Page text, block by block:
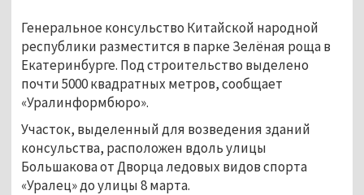
Генеральное консульство Китайской народной
республики разместится в парке Зелёная роща в
Екатеринбурге. Под строительство выделено
почти 5000 квадратных метров, сообщает
«Уралинформбюро».
Участок, выделенный для возведения зданий
консульства, расположен вдоль улицы
Большакова от Дворца ледовых видов спорта
«Уралец» до улицы 8 марта.